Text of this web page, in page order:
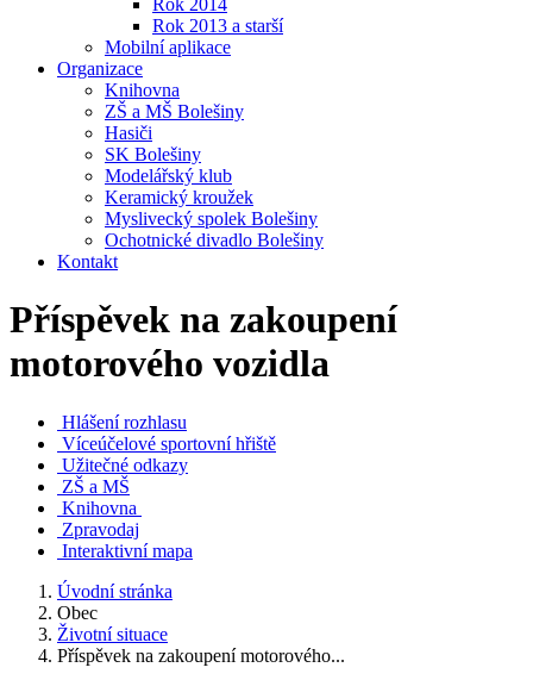
Rok 2014
Rok 2013 a starší
Mobilní aplikace
Organizace
Knihovna
ZŠ a MŠ Bolešiny
Hasiči
SK Bolešiny
Modelářský klub
Keramický kroužek
Myslivecký spolek Bolešiny
Ochotnické divadlo Bolešiny
Kontakt
Příspěvek na zakoupení
motorového vozidla
Hlášení rozhlasu
Víceúčelové sportovní hřiště
Užitečné odkazy
ZŠ a MŠ
Knihovna
Zpravodaj
Interaktivní mapa
Úvodní stránka
Obec
Životní situace
Příspěvek na zakoupení motorového...